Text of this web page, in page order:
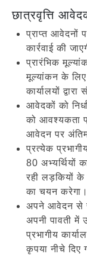
छात्रवृत्ति
प्राप्त आवेदनों
कार्रवाई की
प्रारंभिक
मूल्यांकन के
कार्यालयों
आवेदकों को
को आवश्यकता
आवेदन पर अंतिम
प्रत्येक
80 अभ्यर्थियों
रही लड़कियों के
का चयन करेगा।
अपने आवेदन से
अपनी पावती में
प्रभागीय
कृपया नीचे दिए